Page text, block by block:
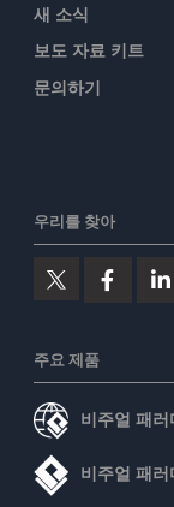
새 소식
보도 자료 키트
문의하기
우리를 찾아
주요 제품
비주얼 패
비주얼 패